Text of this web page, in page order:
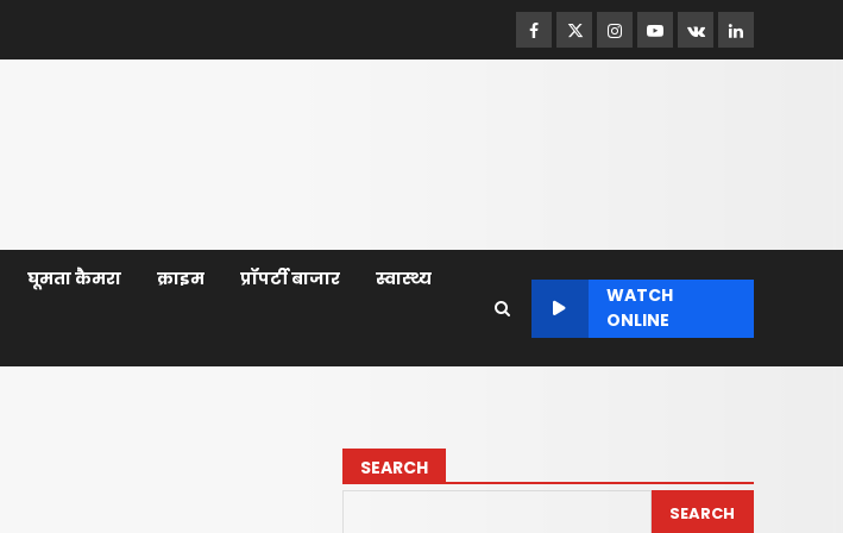
Facebook
TwitterInstagram
Youtube
VK LinkedIn
घूमता कैमरा क्राइम प्रॉपर्टी बाजार स्वास्थ्य
WATCH
ONLINE
SEARCH
SEARCH